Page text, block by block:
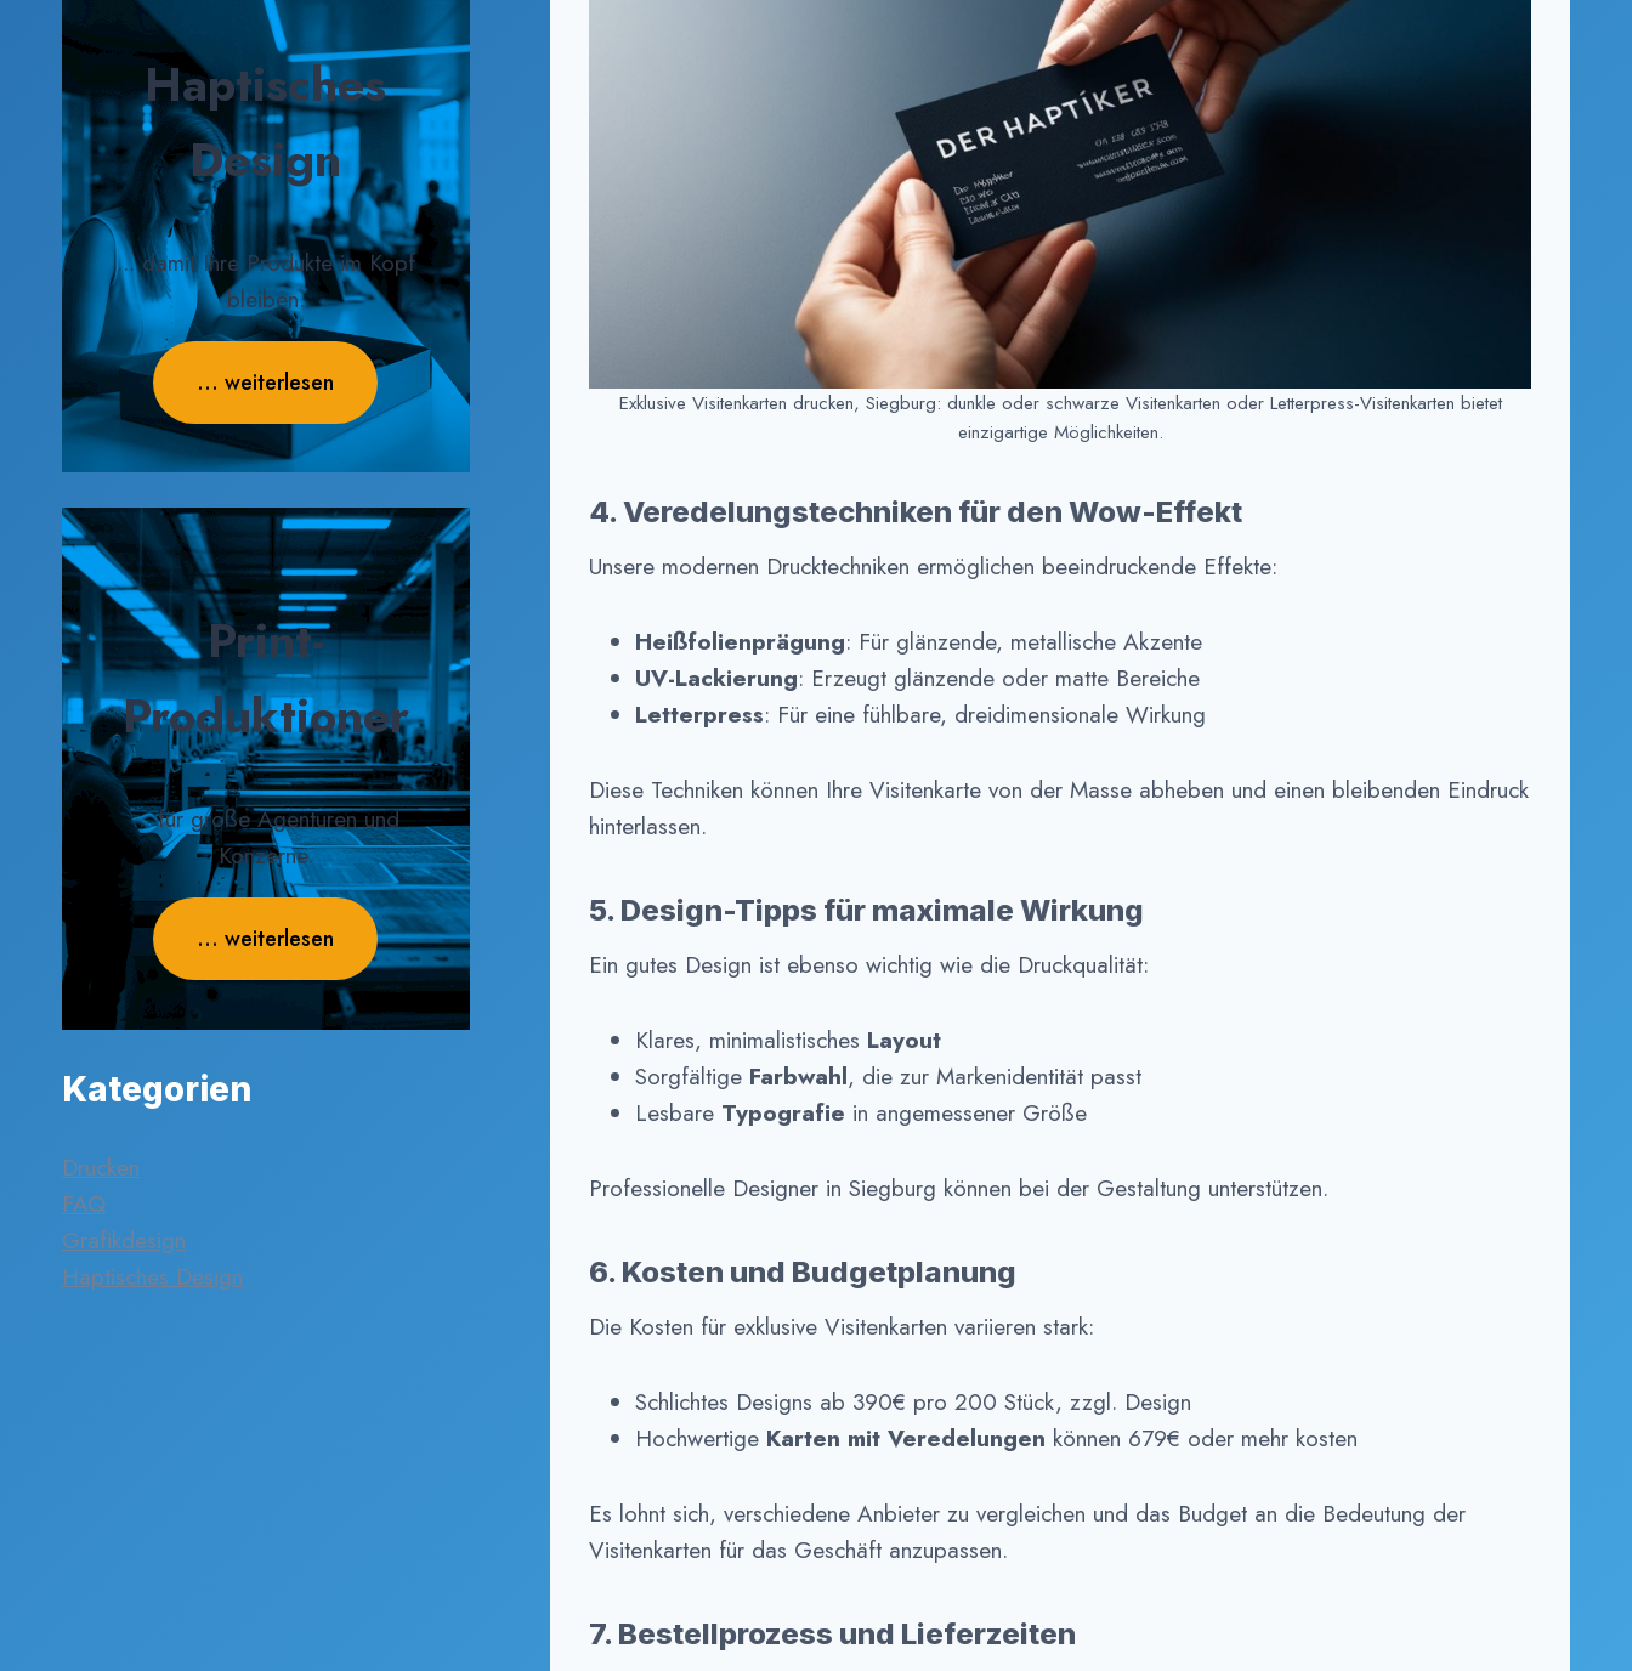
Exklusive Visitenkarten drucken, Siegburg: dunkle oder schwarze Visitenkarten oder Letterpress-Visitenkarten bietet
einzigartige Möglichkeiten.
4. Veredelungstechniken für den Wow-Effekt
Unsere modernen Drucktechniken ermöglichen beeindruckende Effekte:
Heißfolienprägung: Für glänzende, metallische Akzente
UV-Lackierung: Erzeugt glänzende oder matte Bereiche
Letterpress: Für eine fühlbare, dreidimensionale Wirkung
Diese Techniken können Ihre Visitenkarte von der Masse abheben und einen bleibenden Eindruck
hinterlassen.
5. Design-Tipps für maximale Wirkung
Ein gutes Design ist ebenso wichtig wie die Druckqualität:
Klares, minimalistisches Layout
Sorgfältige Farbwahl, die zur Markenidentität passt
Lesbare Typografie in angemessener Größe
Professionelle Designer in Siegburg können bei der Gestaltung unterstützen.
6. Kosten und Budgetplanung
Die Kosten für exklusive Visitenkarten variieren stark:
Schlichtes Designs ab 390€ pro 200 Stück, zzgl. Design
Hochwertige Karten mit Veredelungen können 679€ oder mehr kosten
Es lohnt sich, verschiedene Anbieter zu vergleichen und das Budget an die Bedeutung der
Visitenkarten für das Geschäft anzupassen.
7. Bestellprozess und Lieferzeiten
Haptisches
Design
... damit Ihre Produkte im Kopf
bleiben.
... weiterlesen
Print-
Produktioner
... für große Agenturen und
Konzerne.
... weiterlesen
Kategorien
Drucken
FAQ
Grafikdesign
Haptisches Design